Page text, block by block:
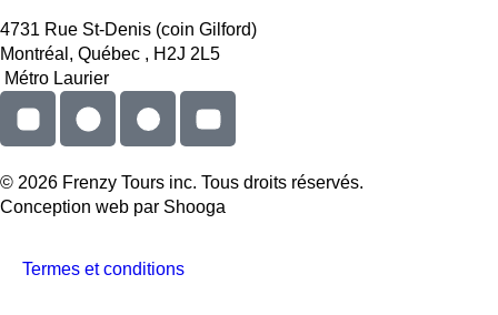
4731 Rue St-Denis (coin Gilford)
Montréal, Québec , H2J 2L5
Métro Laurier
© 2026 Frenzy Tours inc. Tous droits réservés.
Conception web par Shooga
Termes et conditions